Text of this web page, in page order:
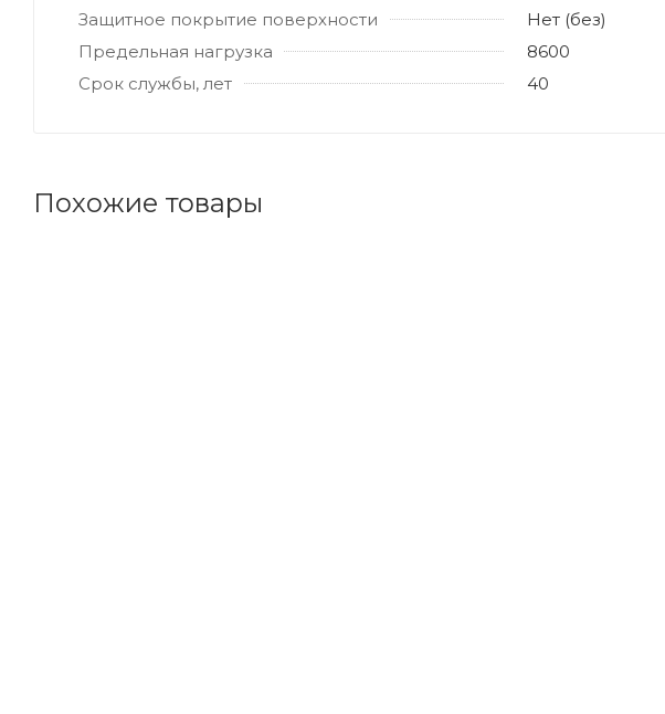
Защитное покрытие поверхности
Нет (без)
Предельная нагрузка
8600
Срок службы, лет
40
Похожие товары